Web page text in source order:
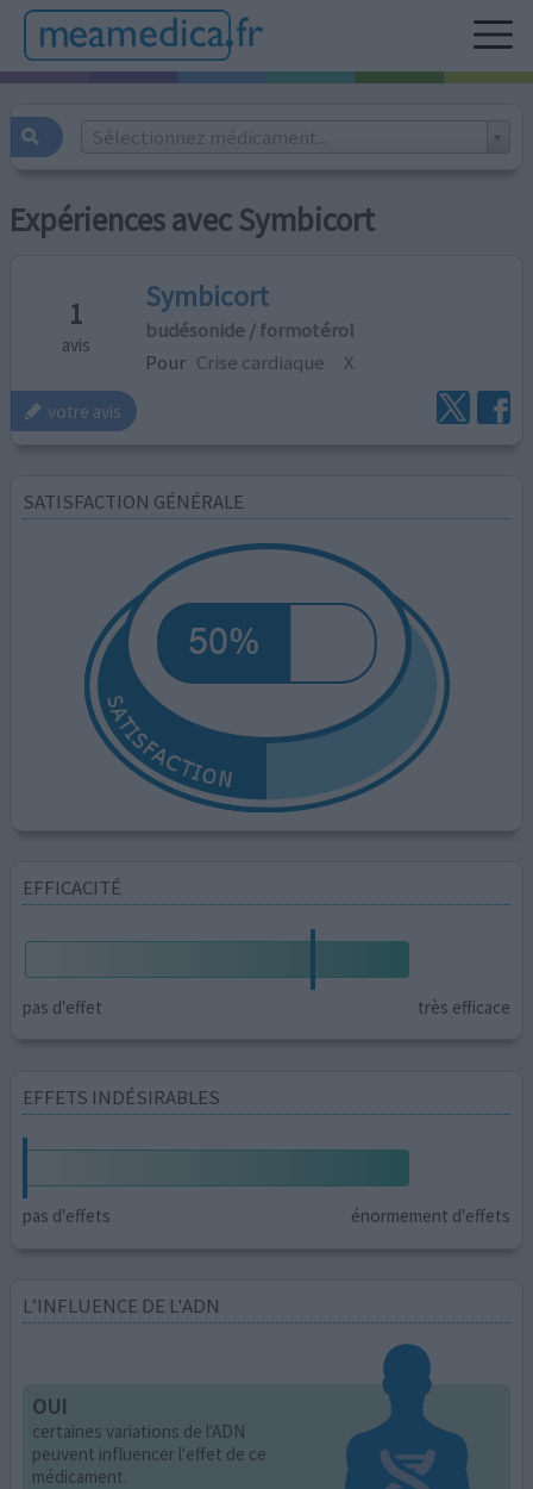
Sélectionnez médicament...
Expériences avec Symbicort
1
avis
Symbicort
budésonide / formotérol
Pour Crise cardiaque X
votre avis
SATISFACTION GÉNÉRALE
EFFICACITÉ
pas d'effet très efficace
EFFETS INDÉSIRABLES
pas d'effets énormement d'effets
L’INFLUENCE DE L'ADN
OUI
certaines variations de l'ADN
peuvent influencer l'effet de ce
médicament.